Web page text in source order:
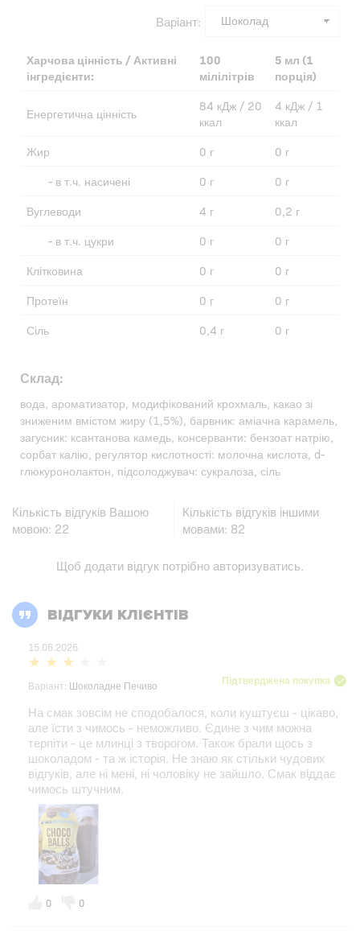
Варіант:
Харчова цінність / Активні
інгредієнти:
100
мілілітрів
5 мл (1
порція)
Енергетична цінність
84 кДж / 20
ккал
4 кДж / 1
ккал
Жир
0 г
0 г
- в т.ч. насичені
0 г
0 г
Вуглеводи
4 г
0,2 г
- в т.ч. цукри
0 г
0 г
Клітковина
0 г
0 г
Протеїн
0 г
0 г
Сіль
0,4 г 0 г
Склад:
вода, ароматизатор, модифікований крохмаль, какао зі
зниженим вмістом жиру (1,5%), барвник: аміачна карамель,
загусник: ксантанова камедь, консерванти: бензоат натрію,
сорбат калію, регулятор кислотності: молочна кислота, d-
глюкуронолактон, підсолоджувач: сукралоза, сіль
Кількість відгуків Вашою
мовою: 22
Кількість відгуків іншими
мовами: 82
Щоб додати відгук потрібно авторизуватись.
ВІДГУКИ КЛІЄНТІВ
15.06.2026
Підтверджена покупка
Варіант: Шоколадне Печиво
На смак зовсім не сподобалося, коли куштуєш - цікаво,
але їсти з чимось - неможливо. Єдине з чим можна
терпіти - це млинці з творогом. Також брали щось з
шоколадом - та ж історія. Не знаю як стільки чудових
відгуків, але ні мені, ні чоловіку не зайшло. Смак віддає
чимось штучним.
0 0